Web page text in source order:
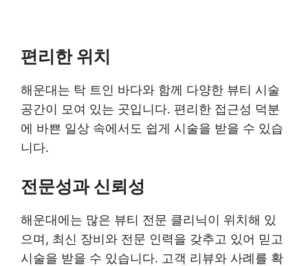
편리한 위치
해운대는 탁 트인 바다와 함께 다양한 뷰티 시술
공간이 모여 있는 곳입니다. 편리한 접근성 덕분
에 바쁜 일상 속에서도 쉽게 시술을 받을 수 있습
니다.
전문성과 신뢰성
해운대에는 많은 뷰티 전문 클리닉이 위치해 있
으며, 최신 장비와 전문 인력을 갖추고 있어 믿고
시술을 받을 수 있습니다. 고객 리뷰와 사례를 확